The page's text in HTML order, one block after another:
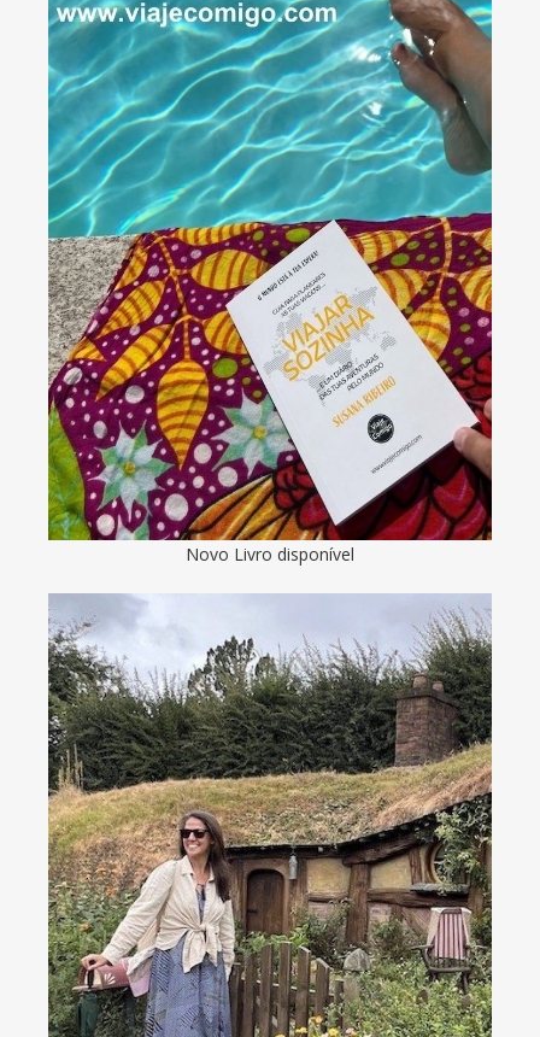
Novo Livro disponível